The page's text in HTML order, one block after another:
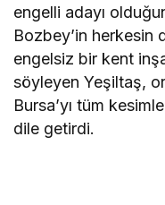
engelli adayı
Bozbey’in herkesin
engelsiz bir kent
söyleyen Yeşiltaş,
Bursa’yı tüm
dile getirdi.